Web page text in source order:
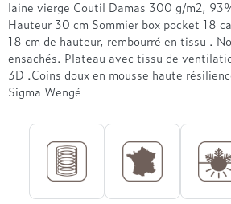
Treca
laine vierge Coutil Damas 300 g/m2,
Hauteur 30 cm Sommier box pocket 18
18 cm de hauteur, rembourré en tissu .
ensachés. Plateau avec tissu de
3D .Coins doux en mousse haute
Sigma Wengé